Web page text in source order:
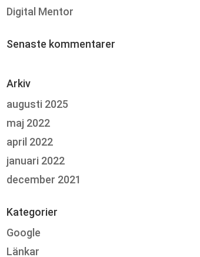
Digital Mentor
Senaste kommentarer
Arkiv
augusti 2025
maj 2022
april 2022
januari 2022
december 2021
Kategorier
Google
Länkar